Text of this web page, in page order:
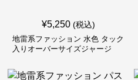
¥5,250 (税込)
地雷系ファッション 水色 タック
入りオーバーサイズジャージ